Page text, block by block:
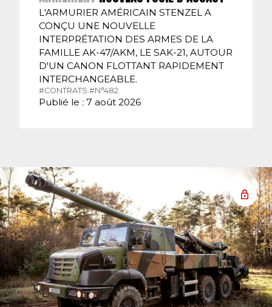
L'ARMURIER AMÉRICAIN STENZEL A
CONÇU UNE NOUVELLE
INTERPRÉTATION DES ARMES DE LA
FAMILLE AK-47/AKM, LE SAK-21, AUTOUR
D'UN CANON FLOTTANT RAPIDEMENT
INTERCHANGEABLE.
#CONTRATS.#N°482.
Publié le : 7 août 2026